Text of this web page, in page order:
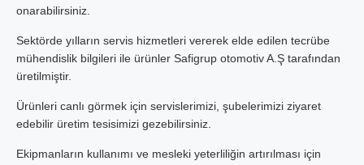
onarabilirsiniz.
Sektörde yılların servis hizmetleri vererek elde edilen tecrübe
mühendislik bilgileri ile ürünler Safigrup otomotiv A.Ş tarafından
üretilmiştir.
Ürünleri canlı görmek için servislerimizi, şubelerimizi ziyaret
edebilir üretim tesisimizi gezebilirsiniz.
Ekipmanların kullanımı ve mesleki yeterliliğin artırılması için